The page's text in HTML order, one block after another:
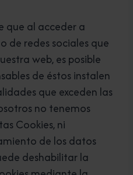
que al acceder a
de redes sociales que
web, es posible
de éstos instalen
que exceden las
no tenemos
Cookies, ni
de los datos
deshabilitar la